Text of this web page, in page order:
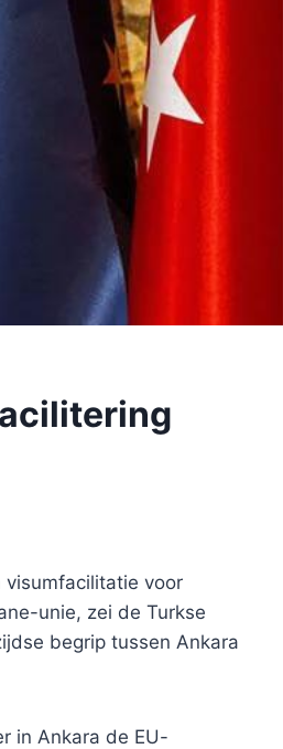
visumfacilitatie voor
unie, zei de Turkse
begrip tussen Ankara
in Ankara de EU-